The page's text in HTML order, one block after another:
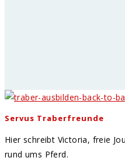
Servus Traberfreunde
Hier schreibt Victoria, freie
rund ums Pferd.